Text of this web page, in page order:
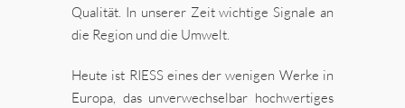
Qualität. In unserer Zeit wichtige Signale an
die Region und die Umwelt.
Heute ist RIESS eines der wenigen Werke in
Europa, das unverwechselbar hochwertiges